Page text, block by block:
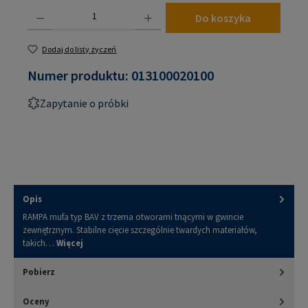
Do koszyka
Dodaj do listy życzeń
Numer produktu: 013100020100
Zapytanie o próbki
Opis
RAMPA mufa typ BAV z trzema otworami tnącymi w gwincie
zewnętrznym. Stabilne cięcie szczególnie twardych materiałów,
takich… Więcej
Pobierz
Oceny